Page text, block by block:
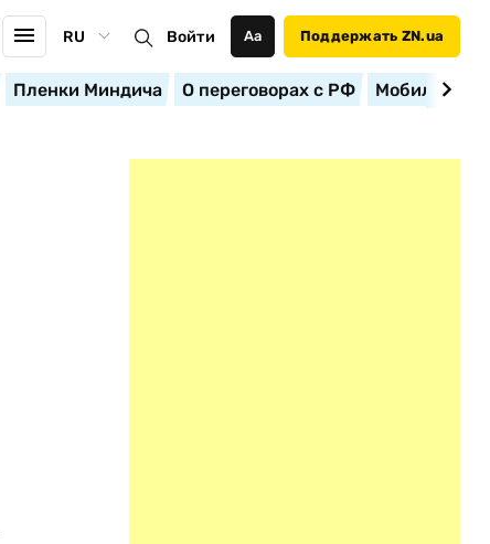
RU Войти Аа Поддержать ZN.ua
Пленки Миндича О переговорах с РФ